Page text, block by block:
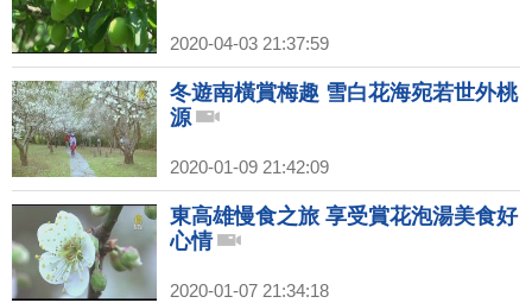
2020-04-03 21:37:59
冬遊南橫賞梅趣 雪白花海宛若世外桃
源
2020-01-09 21:42:09
東高雄慢食之旅 享受賞花泡湯美食好
心情
2020-01-07 21:34:18